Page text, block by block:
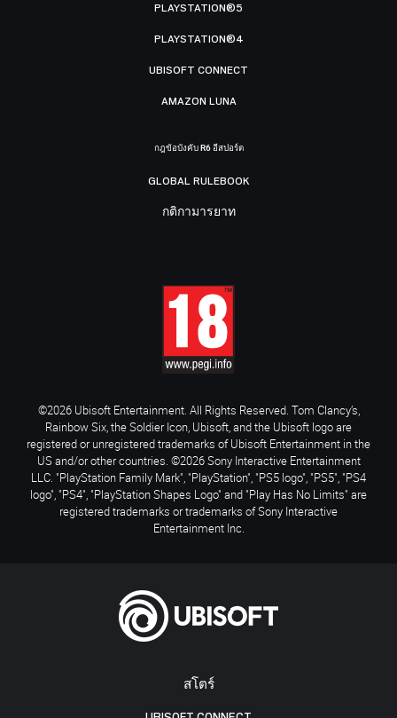
สโตร์
PLAYSTATION®5
PLAYSTATION®4
UBISOFT CONNECT
AMAZON LUNA
กฎข้อบังคับ R6 อีสปอร์ต
GLOBAL RULEBOOK
กติกามารยาท
©2026 Ubisoft Entertainment. All Rights Reserved. Tom Clancy’s,
Rainbow Six, the Soldier Icon, Ubisoft, and the Ubisoft logo are
registered or unregistered trademarks of Ubisoft Entertainment in the
US and/or other countries. ©2026 Sony Interactive Entertainment
LLC. "PlayStation Family Mark", "PlayStation", "PS5 logo", "PS5", "PS4
logo", "PS4", "PlayStation Shapes Logo" and "Play Has No Limits" are
registered trademarks or trademarks of Sony Interactive
Entertainment Inc.